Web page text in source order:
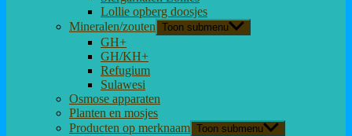
Lollie opberg doosjes
Mineralen/zouten Toon submenu
GH+
GH/KH+
Refugium
Sulawesi
Osmose apparaten
Planten en mosjes
Producten op merknaam Toon submenu